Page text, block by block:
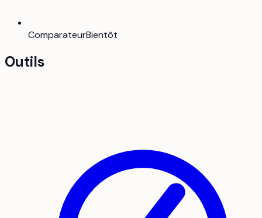
ComparateurBientôt
Outils